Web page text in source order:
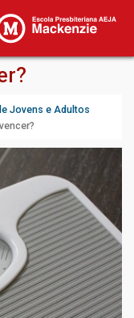
Jovens e Adultos